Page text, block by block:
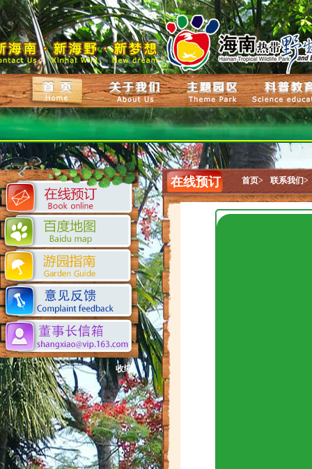
收缩
在线预订 首页> 联系我们>